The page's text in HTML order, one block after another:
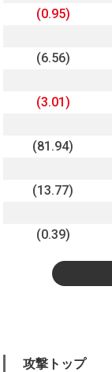
(0.95)
(6.56)
(3.01)
(81.94)
(13.77)
(0.39)
攻撃トップ